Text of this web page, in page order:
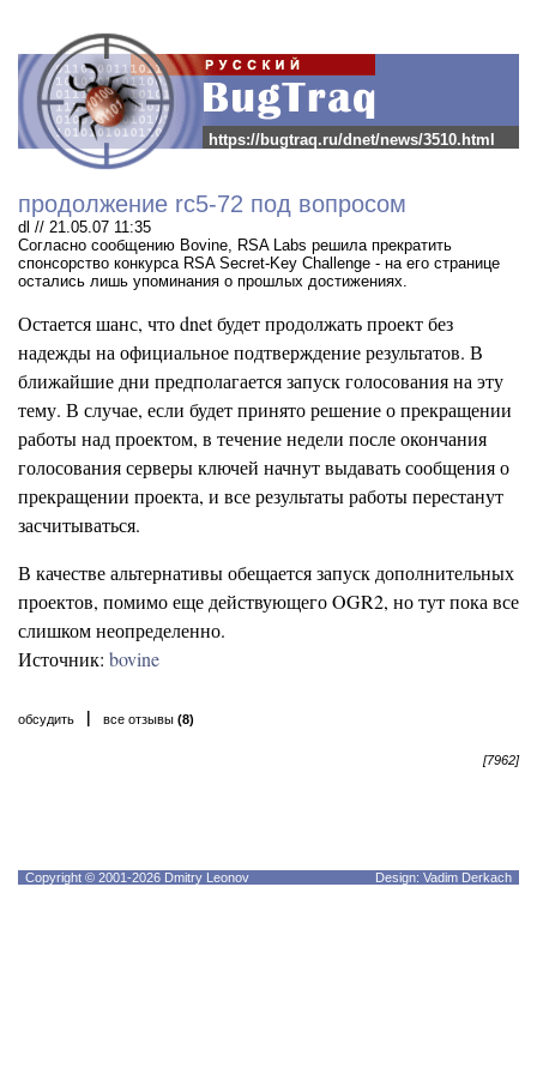
https://bugtraq.ru/dnet/news/3510.html
продолжение rc5-72 под вопросом
dl // 21.05.07 11:35
Согласно сообщению Bovine, RSA Labs решила прекратить
спонсорство конкурса RSA Secret-Key Challenge - на его странице
остались лишь упоминания о прошлых достижениях.
Остается шанс, что dnet будет продолжать проект без
надежды на официальное подтверждение результатов. В
ближайшие дни предполагается запуск голосования на эту
тему. В случае, если будет принято решение о прекращении
работы над проектом, в течение недели после окончания
голосования серверы ключей начнут выдавать сообщения о
прекращении проекта, и все результаты работы перестанут
засчитываться.
В качестве альтернативы обещается запуск дополнительных
проектов, помимо еще действующего OGR2, но тут пока все
слишком неопределенно.
Источник: bovine
обсудить | все отзывы (8)
[7962]
Copyright © 2001-2026 Dmitry Leonov Design: Vadim Derkach